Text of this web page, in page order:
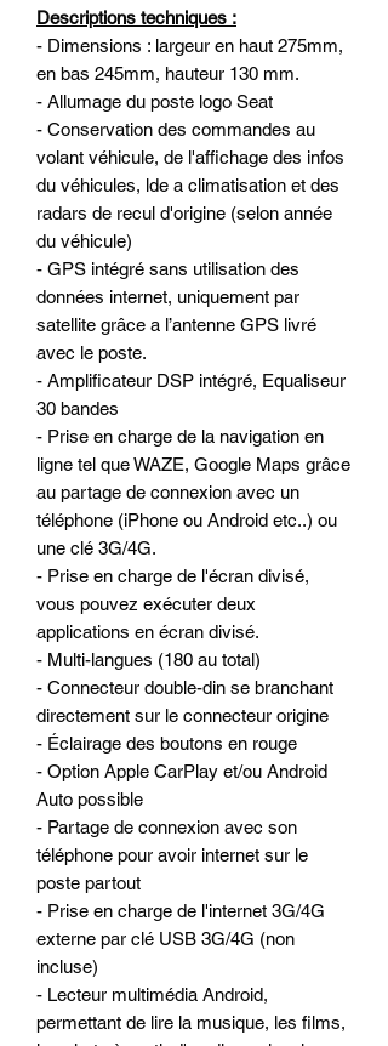
Descriptions techniques :
- Dimensions : largeur en haut 275mm,
en bas 245mm, hauteur 130 mm.
- Allumage du poste logo Seat
- Conservation des commandes au
volant véhicule, de l'affichage des infos
du véhicules, lde a climatisation et des
radars de recul d'origine (selon année
du véhicule)
- GPS intégré sans utilisation des
données internet, uniquement par
satellite grâce a l’antenne GPS livré
avec le poste.
- Amplificateur DSP intégré, Equaliseur
30 bandes
- Prise en charge de la navigation en
ligne tel que WAZE, Google Maps grâce
au partage de connexion avec un
téléphone (iPhone ou Android etc..) ou
une clé 3G/4G.
- Prise en charge de l'écran divisé,
vous pouvez exécuter deux
applications en écran divisé.
- Multi-langues (180 au total)
- Connecteur double-din se branchant
directement sur le connecteur origine
- Éclairage des boutons en rouge
- Option Apple CarPlay et/ou Android
Auto possible
- Partage de connexion avec son
téléphone pour avoir internet sur le
poste partout
- Prise en charge de l'internet 3G/4G
externe par clé USB 3G/4G (non
incluse)
- Lecteur multimédia Android,
permettant de lire la musique, les films,